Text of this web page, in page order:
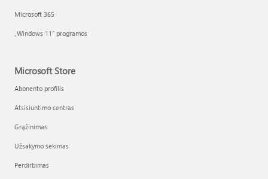
Microsoft 365
„Windows 11“ programos
Microsoft Store
Abonento profilis
Atsisiuntimo centras
Grąžinimas
Užsakymo sekimas
Perdirbimas